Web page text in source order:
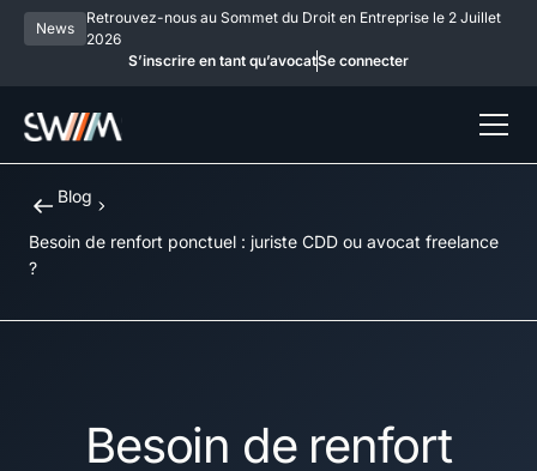
News
Retrouvez-nous au Sommet du Droit en Entreprise le 2 Juillet
2026
S’inscrire en tant qu’avocatSe connecter
Blog
Besoin de renfort ponctuel : juriste CDD ou avocat freelance
?
Besoin de renfort